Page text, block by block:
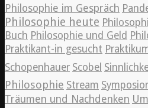
Philosophie im Gespräch
Philosophie heute
Buch Philosophie und Geld
Praktikant-in gesucht
Schopenhauer Scobel
Philosophie Stream
Träumen und Nachdenken